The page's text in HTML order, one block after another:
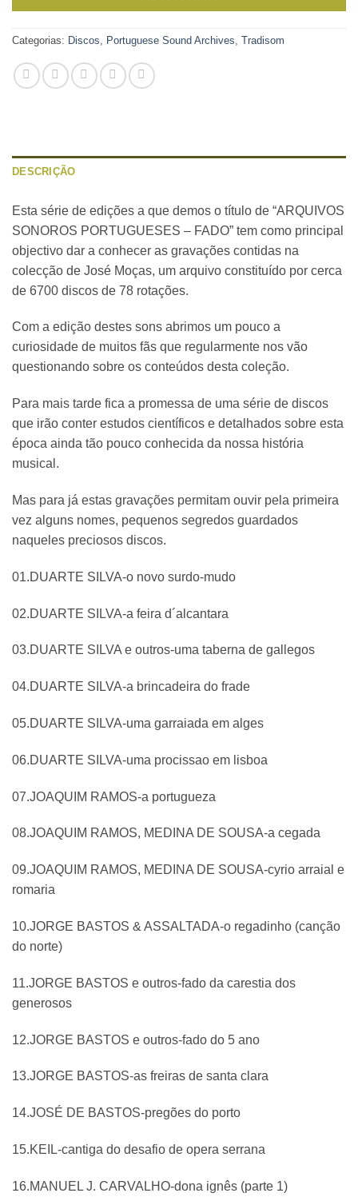
Categorias: Discos Portuguese Sound Archives Tradisom
DESCRIÇÃO
Esta série de edições a que demos o título de “ARQUIVOS
SONOROS PORTUGUESES – FADO” tem como principal
objectivo dar a conhecer as gravações contidas na
colecção de José Moças, um arquivo constituído por cerca
de 6700 discos de 78 rotações.
Com a edição destes sons abrimos um pouco a
curiosidade de muitos fãs que regularmente nos vão
questionando sobre os conteúdos desta coleção.
Para mais tarde fica a promessa de uma série de discos
que irão conter estudos científicos e detalhados sobre esta
época ainda tão pouco conhecida da nossa história
musical.
Mas para já estas gravações permitam ouvir pela primeira
vez alguns nomes, pequenos segredos guardados
naqueles preciosos discos.
01.DUARTE SILVA-o novo surdo-mudo
02.DUARTE SILVA-a feira d´alcantara
03.DUARTE SILVA e outros-uma taberna de gallegos
04.DUARTE SILVA-a brincadeira do frade
05.DUARTE SILVA-uma garraiada em alges
06.DUARTE SILVA-uma procissao em lisboa
07.JOAQUIM RAMOS-a portugueza
08.JOAQUIM RAMOS, MEDINA DE SOUSA-a cegada
09.JOAQUIM RAMOS, MEDINA DE SOUSA-cyrio arraial e
romaria
10.JORGE BASTOS & ASSALTADA-o regadinho (canção
do norte)
11.JORGE BASTOS e outros-fado da carestia dos
generosos
12.JORGE BASTOS e outros-fado do 5 ano
13.JORGE BASTOS-as freiras de santa clara
14.JOSÉ DE BASTOS-pregões do porto
15.KEIL-cantiga do desafio de opera serrana
16.MANUEL J. CARVALHO-dona ignês (parte 1)